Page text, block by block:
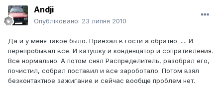
Andji
Опубліковано: 23 липня 2010
Да и у меня такое было. Приехал в гости а обратно ..... И
перепробывал все. И катушку и конденцатор и сопративления.
Все нормально. А потом снял Распределитель, разобрал его,
почистил, собрал поставил и все зароботало. Потом взял
безконтактное зажигание и сейчас вообще проблем нет.